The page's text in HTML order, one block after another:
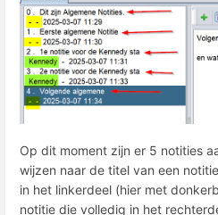
Op dit moment zijn er 5 notities
wijzen naar de titel van een
in het linkerdeel (hier met
notitie die volledig in het